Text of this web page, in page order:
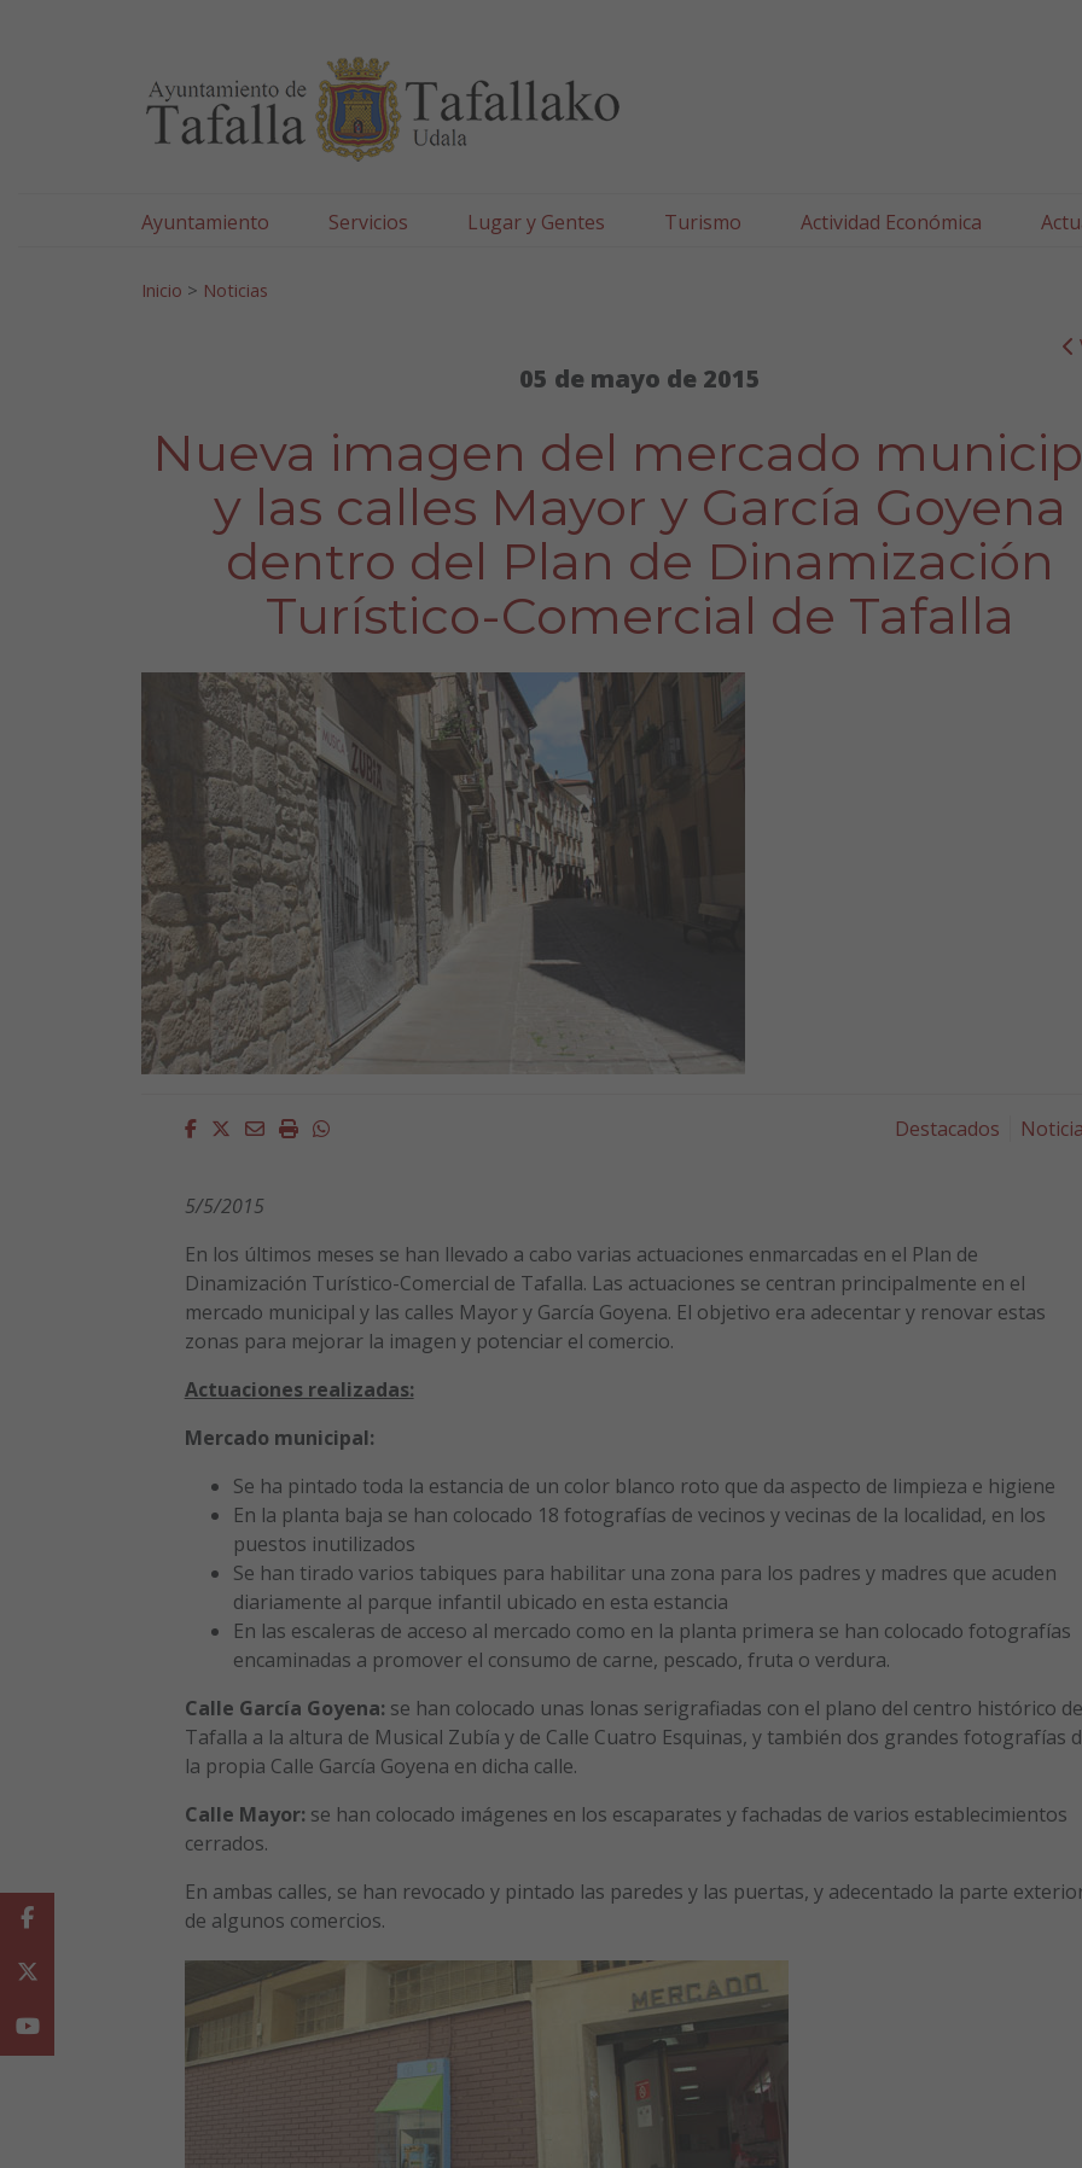
Ayuntamiento Servicios Lugar y Gentes Turismo Actividad Económica
Inicio > Noticias
05 de mayo de 2015
Nueva imagen del mercado
y las calles Mayor y García Goyena
dentro del Plan de Dinamización
Turístico-Comercial de Tafalla
Facebook
Twitter
EmailImprimirWhatsapp Destacados
5/5/2015
En los últimos meses se han llevado a cabo varias actuaciones enmarcadas en el Plan de
Dinamización Turístico-Comercial de Tafalla. Las actuaciones se centran principalmente en el
mercado municipal y las calles Mayor y García Goyena. El objetivo era adecentar y renovar estas
zonas para mejorar la imagen y potenciar el comercio.
Actuaciones realizadas:
Mercado municipal:
Se ha pintado toda la estancia de un color blanco roto que da aspecto de limpieza e higiene
En la planta baja se han colocado 18 fotografías de vecinos y vecinas de la localidad, en los
puestos inutilizados
Se han tirado varios tabiques para habilitar una zona para los padres y madres que acuden
diariamente al parque infantil ubicado en esta estancia
En las escaleras de acceso al mercado como en la planta primera se han colocado fotografías
encaminadas a promover el consumo de carne, pescado, fruta o verdura.
Calle García Goyena: se han colocado unas lonas serigrafiadas con el plano del centro histórico de
Tafalla a la altura de Musical Zubía y de Calle Cuatro Esquinas, y también dos grandes fotografías
la propia Calle García Goyena en dicha calle.
Calle Mayor: se han colocado imágenes en los escaparates y fachadas de varios establecimientos
cerrados.
En ambas calles, se han revocado y pintado las paredes y las puertas, y adecentado la parte
de algunos comercios.
Facebook
Youtube